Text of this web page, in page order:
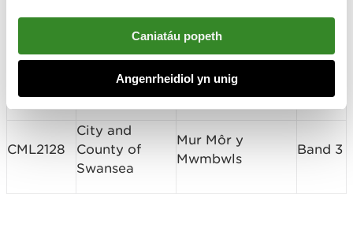
Caniatáu popeth
Angenrheidiol yn unig
Council
waredu'n ôl ar y
traeth
Geological
Survey Ireland
CHERISH Arolygu
Prosiect Cymru
CML2128
City and
County of
Swansea
Mur Môr y
Mwmbwls
Band 3